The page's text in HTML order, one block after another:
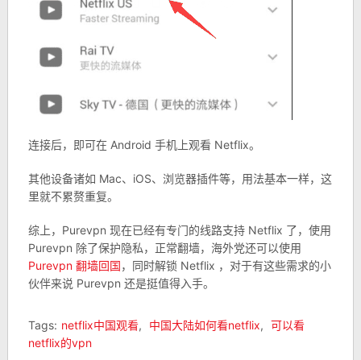
连接后，即可在 Android 手机上观看 Netflix。
其他设备诸如 Mac、iOS、浏览器插件等，用法基本一样，这
里就不累赘重复。
综上，Purevpn 现在已经有专门的线路支持 Netflix 了，使用
Purevpn 除了保护隐私，正常翻墙，海外党还可以使用
Purevpn 翻墙回国，同时解锁 Netflix ，对于有这些需求的小
伙伴来说 Purevpn 还是挺值得入手。
Tags: netflix中国观看, 中国大陆如何看netflix, 可以看
netflix的vpn